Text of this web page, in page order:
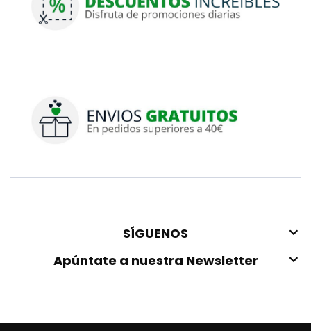
SÍGUENOS
Apúntate a nuestra Newsletter